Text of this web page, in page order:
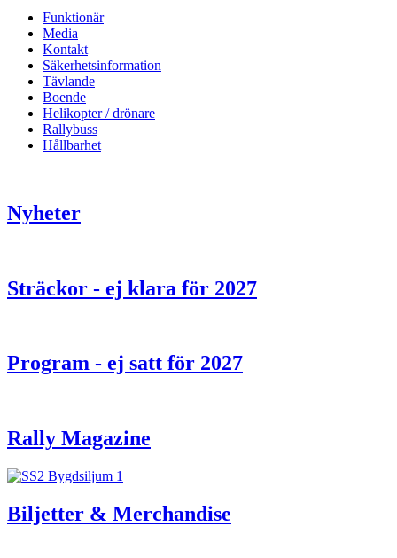
Funktionär
Media
Kontakt
Säkerhetsinformation
Tävlande
Boende
Helikopter / drönare
Rallybuss
Hållbarhet
Nyheter
Sträckor - ej klara för 2027
Program - ej satt för 2027
Rally Magazine
Biljetter & Merchandise